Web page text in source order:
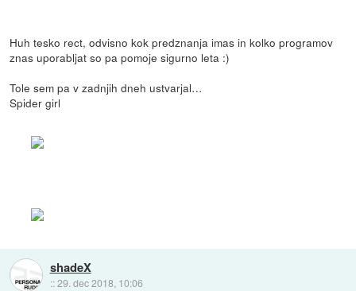
Huh tesko rect, odvisno kok predznanja imas in kolko programov
znas uporabljat so pa pomoje sigurno leta :)
Tole sem pa v zadnjih dneh ustvarjal…
Spider girl
shadeX
::29. dec 2018, 10:06